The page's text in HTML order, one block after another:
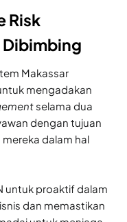
Risk
Dibimbing
Makassar
mengadakan
selama dua
dengan tujuan
dalam hal
untuk proaktif dalam
dan memastikan